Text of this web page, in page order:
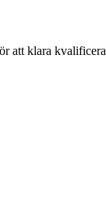
att klara